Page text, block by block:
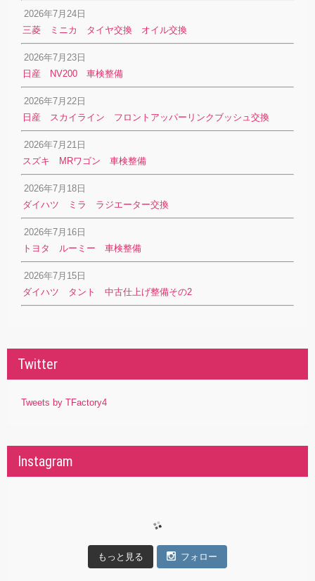
2026年7月24日
三菱 ミニカ タイヤ交換 オイル交換
2026年7月23日
日産 NV200 車検整備
2026年7月22日
日産 スカイライン フロントアッパーリンクブッシュ交換
2026年7月21日
スズキ MRワゴン 車検整備
2026年7月18日
ダイハツ ミラ ラジエーター交換
2026年7月16日
トヨタ ルーミー 車検整備
2026年7月15日
ダイハツ タント 中古仕上げ整備その2
Twitter
Tweets by TFactory4
Instagram
もっと見る フォロー